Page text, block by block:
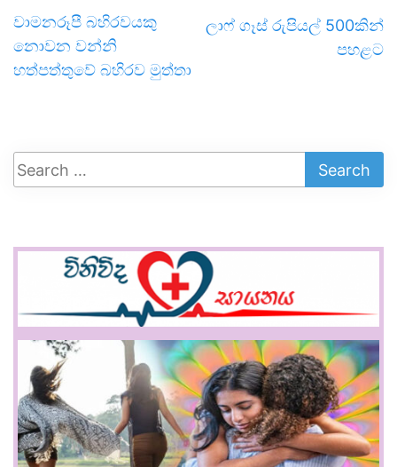
වාමනරූපී බහිරවයකු
නොවන වන්නි
හත්පත්තුවේ බහිරව මුත්තා
ලාෆ් ගෑස් රුපියල් 500කින්
පහළට